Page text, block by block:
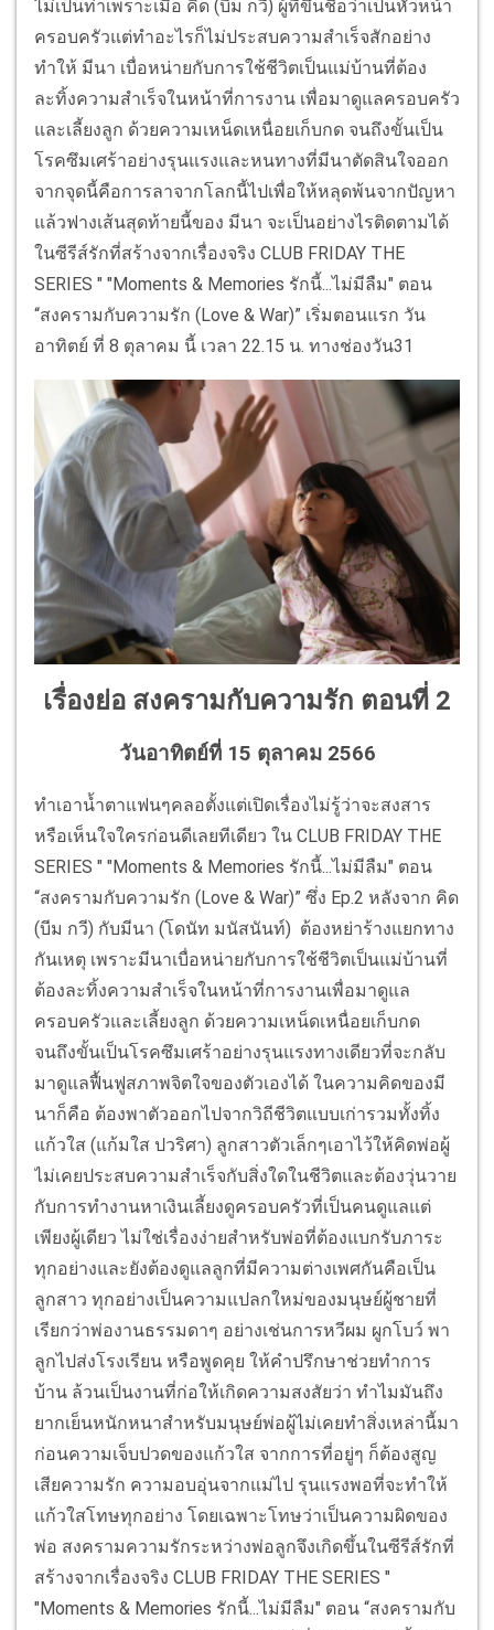
ไม่เป็นท่าเพราะเมื่อ คิด (บีม กวี) ผู้ที่ขึ้นชื่อว่าเป็นหัวหน้า
ครอบครัวแต่ทำอะไรก็ไม่ประสบความสำเร็จสักอย่าง
ทำให้ มีนา เบื่อหน่ายกับการใช้ชีวิตเป็นแม่บ้านที่ต้อง
ละทิ้งความสำเร็จในหน้าที่การงาน เพื่อมาดูแลครอบครัว
และเลี้ยงลูก ด้วยความเหน็ดเหนื่อยเก็บกด จนถึงขั้นเป็น
โรคซึมเศร้าอย่างรุนแรงและหนทางที่มีนาตัดสินใจออก
จากจุดนี้คือการลาจากโลกนี้ไปเพื่อให้หลุดพ้นจากปัญหา
แล้วฟางเส้นสุดท้ายนี้ของ มีนา จะเป็นอย่างไรติดตามได้
ในซีรีส์รักที่สร้างจากเรื่องจริง CLUB FRIDAY THE
SERIES " "Moments & Memories รักนี้...ไม่มีลืม" ตอน
“สงครามกับความรัก (Love & War)” เริ่มตอนแรก วัน
อาทิตย์ ที่ 8 ตุลาคม นี้ เวลา 22.15 น. ทางช่องวัน31
เรื่องย่อ สงครามกับความรัก ตอนที่ 2
วันอาทิตย์ที่ 15 ตุลาคม 2566
ทำเอาน้ำตาแฟนๆคลอตั้งแต่เปิดเรื่องไม่รู้ว่าจะสงสาร
หรือเห็นใจใครก่อนดีเลยทีเดียว ใน CLUB FRIDAY THE
SERIES " "Moments & Memories รักนี้...ไม่มีลืม" ตอน
“สงครามกับความรัก (Love & War)” ซึ่ง Ep.2 หลังจาก คิด
(บีม กวี) กับมีนา (โดนัท มนัสนันท์) ต้องหย่าร้างแยกทาง
กันเหตุ เพราะมีนาเบื่อหน่ายกับการใช้ชีวิตเป็นแม่บ้านที่
ต้องละทิ้งความสำเร็จในหน้าที่การงานเพื่อมาดูแล
ครอบครัวและเลี้ยงลูก ด้วยความเหน็ดเหนื่อยเก็บกด
จนถึงขั้นเป็นโรคซึมเศร้าอย่างรุนแรงทางเดียวที่จะกลับ
มาดูแลฟื้นฟูสภาพจิตใจของตัวเองได้ ในความคิดของมี
นาก็คือ ต้องพาตัวออกไปจากวิถีชีวิตแบบเก่ารวมทั้งทิ้ง
แก้วใส (แก้มใส ปวริศา) ลูกสาวตัวเล็กๆเอาไว้ให้คิดพ่อผู้
ไม่เคยประสบความสำเร็จกับสิ่งใดในชีวิตและต้องวุ่นวาย
กับการทำงานหาเงินเลี้ยงดูครอบครัวที่เป็นคนดูแลแต่
เพียงผู้เดียว ไม่ใช่เรื่องง่ายสำหรับพ่อที่ต้องแบกรับภาระ
ทุกอย่างและยังต้องดูแลลูกที่มีความต่างเพศกันคือเป็น
ลูกสาว ทุกอย่างเป็นความแปลกใหม่ของมนุษย์ผู้ชายที่
เรียกว่าพ่องานธรรมดาๆ อย่างเช่นการหวีผม ผูกโบว์ พา
ลูกไปส่งโรงเรียน หรือพูดคุย ให้คำปรึกษาช่วยทำการ
บ้าน ล้วนเป็นงานที่ก่อให้เกิดความสงสัยว่า ทำไมมันถึง
ยากเย็นหนักหนาสำหรับมนุษย์พ่อผู้ไม่เคยทำสิ่งเหล่านี้มา
ก่อนความเจ็บปวดของแก้วใส จากการที่อยู่ๆ ก็ต้องสูญ
เสียความรัก ความอบอุ่นจากแม่ไป รุนแรงพอที่จะทำให้
แก้วใสโทษทุกอย่าง โดยเฉพาะโทษว่าเป็นความผิดของ
พ่อ สงครามความรักระหว่างพ่อลูกจึงเกิดขึ้นในซีรีส์รักที่
สร้างจากเรื่องจริง CLUB FRIDAY THE SERIES "
"Moments & Memories รักนี้...ไม่มีลืม" ตอน “สงครามกับ